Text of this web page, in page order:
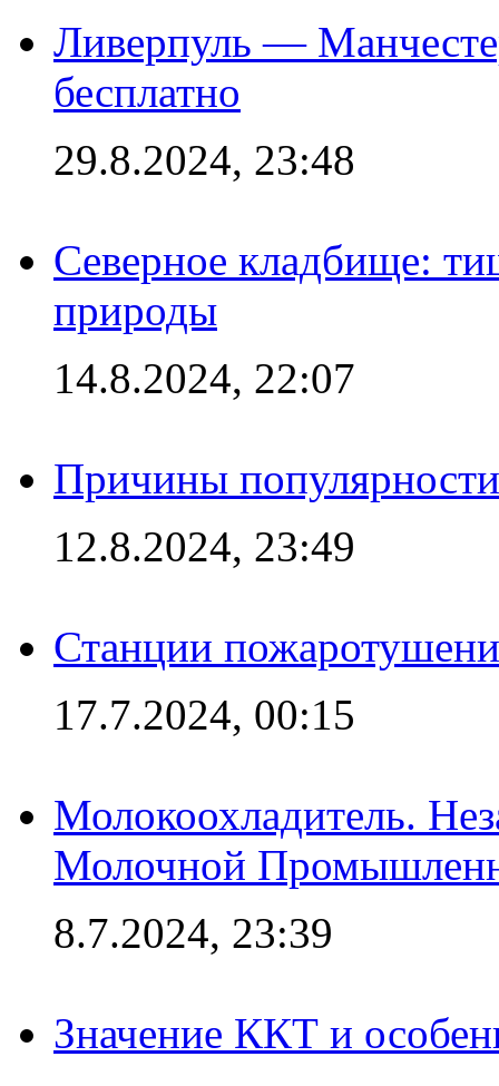
Ливерпуль —
бесплатно
29.8.2024, 23:48
Северное кладбище:
природы
14.8.2024, 22:07
Причины
12.8.2024, 23:49
Станции
17.7.2024, 00:15
Молокоохладитель.
Молочной
8.7.2024, 23:39
Значение ККТ и